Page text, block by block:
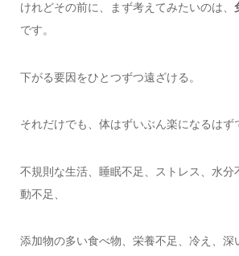
けれどその前に、まず考えてみたいのは、
です。
下がる要因をひとつずつ遠ざける。
それだけでも、体はずいぶん楽になるはず
不規則な生活、睡眠不足、ストレス、水分
動不足、
添加物の多い食べ物、栄養不足、冷え、深